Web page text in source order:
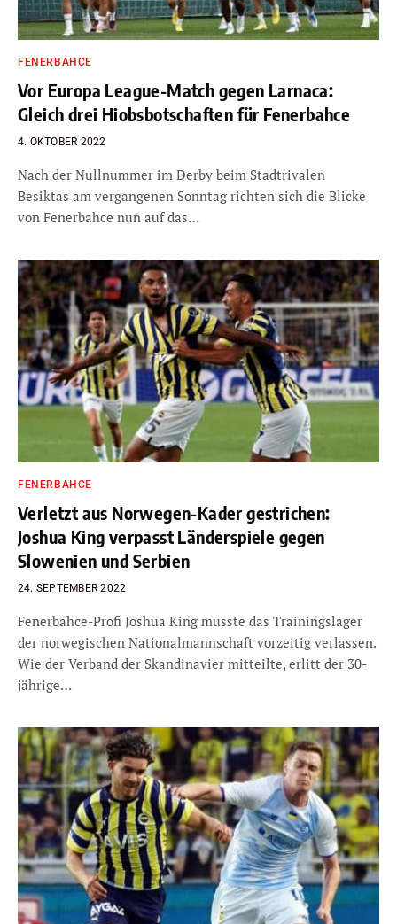
FENERBAHCE
Vor Europa League-Match gegen Larnaca:
Gleich drei Hiobsbotschaften für Fenerbahce
4. OKTOBER 2022
Nach der Nullnummer im Derby beim Stadtrivalen
Besiktas am vergangenen Sonntag richten sich die Blicke
von Fenerbahce nun auf das…
FENERBAHCE
Verletzt aus Norwegen-Kader gestrichen:
Joshua King verpasst Länderspiele gegen
Slowenien und Serbien
24. SEPTEMBER 2022
Fenerbahce-Profi Joshua King musste das Trainingslager
der norwegischen Nationalmannschaft vorzeitig verlassen.
Wie der Verband der Skandinavier mitteilte, erlitt der 30-
jährige…